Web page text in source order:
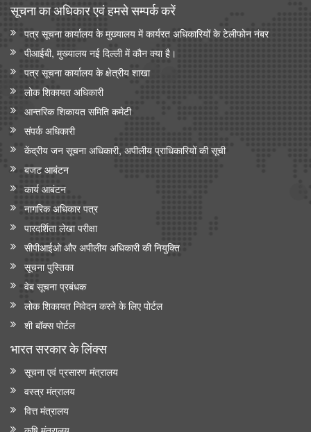
सूचना का अधिकार एवं हमसे सम्‍पर्क करें
पत्र सूचना कार्यालय के मुख्यालय में कार्यरत अधिकारियों के टेलीफोन नंबर
पीआईबी, मुख्यालय नई दिल्ली में कौन क्या है।
पत्र सूचना कार्यालय के क्षेत्रीय शाखा
लोक शिकायत अधिकारी
आन्‍तरिक शिकायत समिति कमेटी
संपर्क अधिकारी
केंद्रीय जन सूचना अधिकारी, अपीलीय प्राधिकारियों की सूची
बजट आबंटन
कार्य आबंटन
नागरिक अधिकार पत्र
पारदर्शिता लेखा परीक्षा
सीपीआईओ और अपी‍लीय अधिकारी की नियुक्ति
सूचना पुस्तिका
वेब सूचना प्रबंधक
लोक शिकायत निवेदन करने के लिए पोर्टल
शी बॉक्स पोर्टल
भारत सरकार के लिंक्‍स
सूचना एवं प्रसारण मंत्रालय
वस्त्र मंत्रालय
वित्त मंत्रालय